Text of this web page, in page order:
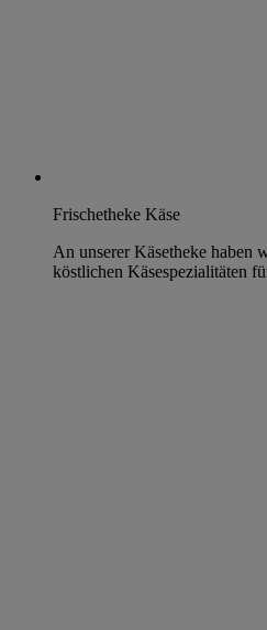
Frischetheke Käse
An unserer Käsetheke haben
köstlichen Käsespezialitäten